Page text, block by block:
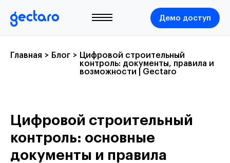
Демо доступ
Главная > Блог > Цифровой строительный
контроль: документы, правила и
возможности | Gectaro
Цифровой строительный
контроль: основные
документы и правила